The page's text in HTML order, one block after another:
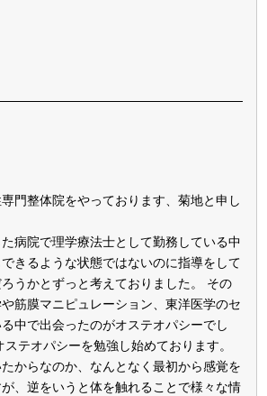
門整体院をやっております、菊地と申し
病院で理学療法士として勤務している中
きるような状態ではないのに指導をして
うかとずっと考えておりました。 その
筋膜マニピュレーション、東洋医学のセ
中で出会ったのがオステオパシーでし
テオパシーを勉強し始めております。
からなのか、なんとなく最初から感覚を
、逆をいうと体を触れることで様々な情